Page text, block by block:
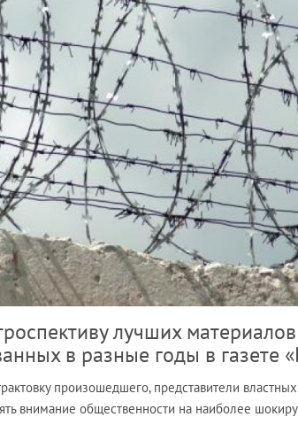
лучших
в разные годы в газете
произошедшего, представители властных
внимание общественности на наиболее